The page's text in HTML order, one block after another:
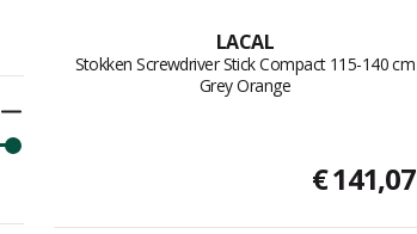
Dichtplooien
LACAL
Stokken Screwdriver Stick Compact 115-140 cm
Grey Orange
€ 141,07